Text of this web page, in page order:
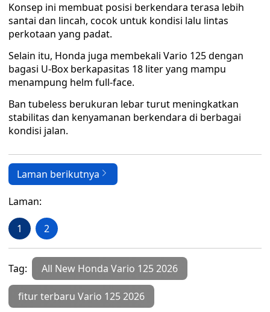
Konsep ini membuat posisi berkendara terasa lebih
santai dan lincah, cocok untuk kondisi lalu lintas
perkotaan yang padat.
Selain itu, Honda juga membekali Vario 125 dengan
bagasi U-Box berkapasitas 18 liter yang mampu
menampung helm full-face.
Ban tubeless berukuran lebar turut meningkatkan
stabilitas dan kenyamanan berkendara di berbagai
kondisi jalan.
Laman berikutnya
Laman:
1 2
Tag: All New Honda Vario 125 2026
fitur terbaru Vario 125 2026